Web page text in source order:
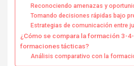
Reconociendo amenazas y
Tomando decisiones rápidas bajo
Estrategias de comunicación entre
¿Cómo se compara la formación 3-
formaciones tácticas?
Análisis comparativo con la